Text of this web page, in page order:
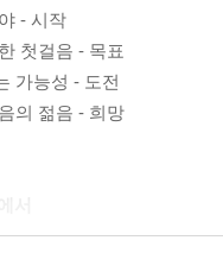
- 시작
첫걸음 - 목표
가능성 - 도전
의 젊음 - 희망